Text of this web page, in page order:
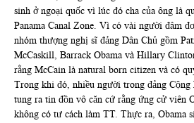
sinh ở ngoại quốc vì lúc đó cha của ông là
Panama Canal Zone. Vì có vài người đâm
nhóm thượng nghị sĩ đảng Dân Chủ gồm
McCaskill, Barrack Obama và Hillary
rằng McCain là natural born citizen và có
Trong khi đó, nhiều người trong đảng Cộng
tung ra tin đồn vô căn cứ rằng ứng cử viên
không có tư cách làm TT. Thực ra, Obama